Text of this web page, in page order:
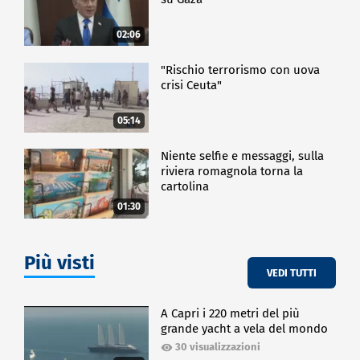
02:06
05:14
"Rischio terrorismo con uova
crisi Ceuta"
01:30
Niente selfie e messaggi, sulla
riviera romagnola torna la
cartolina
Più visti VEDI TUTTI
A Capri i 220 metri del più
grande yacht a vela del mondo
30 visualizzazioni